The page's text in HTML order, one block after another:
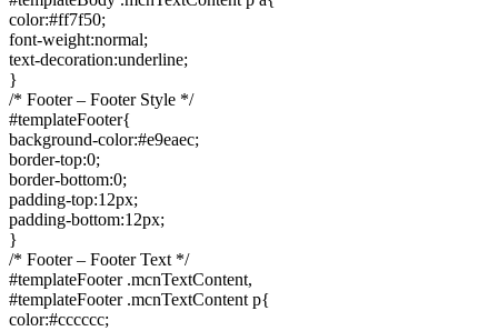
color:#ff7f50;
font-weight:normal;
text-decoration:underline;
}
/* Footer – Footer Style */
#templateFooter{
background-color:#e9eaec;
border-top:0;
border-bottom:0;
padding-top:12px;
padding-bottom:12px;
}
/* Footer – Footer Text */
#templateFooter .mcnTextContent,
#templateFooter .mcnTextContent p{
color:#cccccc;